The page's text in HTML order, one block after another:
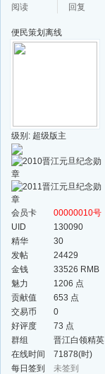
阅读
回复
便民策划 离线
级别: 超级版主
会员卡
00000010号
UID
130090
精华
30
发帖
24429
金钱
33526 RMB
魅力
1206 点
贡献值
653 点
交易币
0
好评度
73 点
群组
晋江白领精英
群
在线时间
71878(时)
每日签到
未签到